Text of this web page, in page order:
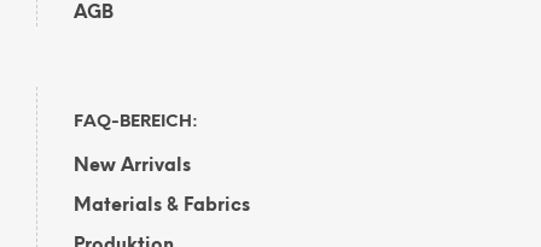
AGB
FAQ-BEREICH:
New Arrivals
Materials & Fabrics